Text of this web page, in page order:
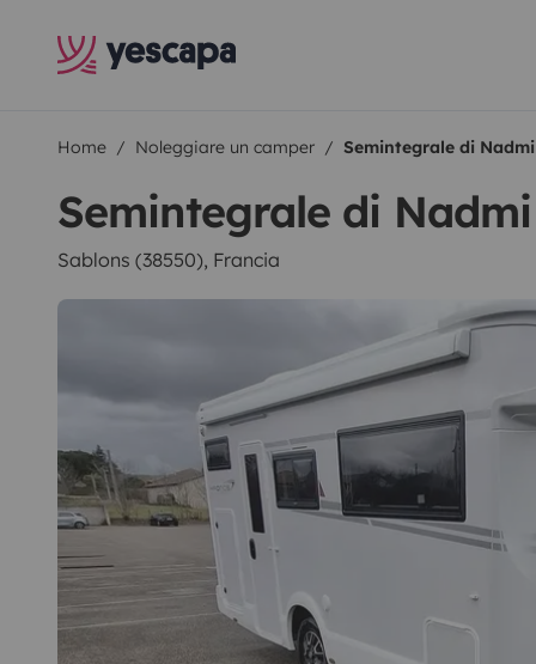
Home Noleggiare un camper Semintegrale di Nadmi
Semintegrale di Nadmi
Sablons (38550), Francia